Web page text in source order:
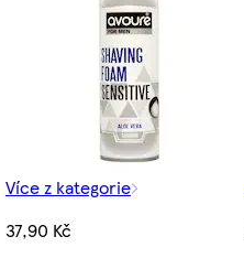
Více z kategorie
37,90 Kč